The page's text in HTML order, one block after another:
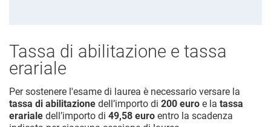
Tassa di abilitazione e tassa
erariale
Per sostenere l'esame di laurea è necessario versare la
tassa di abilitazione dell’importo di 200 euro e la tassa
erariale dell’importo di 49,58 euro entro la scadenza